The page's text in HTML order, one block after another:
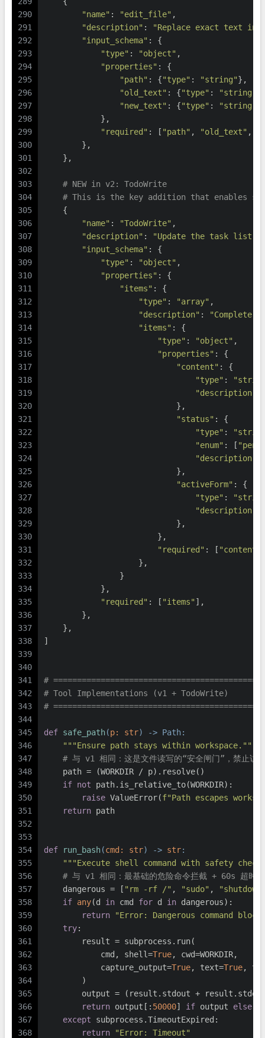
290
291
292
293
294
295
296
297
298
299
300
301
302
303
304
305
306
307
308
309
310
311
312
313
314
315
316
317
318
319
320
321
322
323
324
325
326
327
328
329
330
331
332
333
334
335
336
337
338
339
340
341
342
343
344
345
346
347
348
349
350
351
352
353
354
355
356
357
358
359
360
361
362
363
364
365
366
367
368
"name" : "edit_file" ,
"description" :
"Replace exact text
"input_schema" : {
"type" : "object" ,
"properties" : {
"path" : {"type" : "string"},
"old_text" : {"type" : "string"
"new_text" : {"type" : "string"
            },
"required" : [ "path" , "old_text" ,
        },
    },
# NEW in v2: TodoWrite
# This is the key addition that enables
    {
"name" : "TodoWrite" ,
"description" :
"Update the task list.
"input_schema" : {
"type" : "object" ,
"properties" : {
"items" : {
"type" : "array" ,
"description" :
"Complete
"items" : {
"type" : "object" ,
"properties" : {
"content" : {
"type" :
"description"
                            },
"status" : {
"type" :
"enum" : [
"description"
                            },
"activeForm" : {
"type" :
"description"
                            },
                        },
"required" : [ "content"
                    },
                }
            },
"required" : [ "items" ],
        },
    },
]
#
# Tool Implementations (v1 + TodoWrite)
#
def safe_path(p: str) -> Path:
"""Ensure path stays within workspace."""
# 与 v1 相同：这是文件读写的“安全闸门”，禁止访
    path = (WORKDIR / p).resolve()
if not path.is_relative_to(WORKDIR):
raise ValueError(f"Path escapes
return path
def run_bash(cmd: str) -> str:
"""Execute shell command with safety
# 与 v1 相同：最基础的危险命令拦截 + 60s 超时
    dangerous = [
"rm -rf /" , "sudo" ,
if any(d in cmd for d in dangerous):
return
"Error: Dangerous command
try:
        result = subprocess.run(
            cmd, shell=
True, cwd=WORKDIR,
            capture_output=
True, text=True,
        )
output = (result.stdout +
return output[: 50000] if output else
except subprocess.TimeoutExpired:
return
"Error: Timeout"